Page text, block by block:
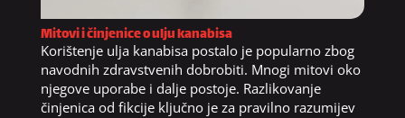
Mitovi i činjenice o ulju kanabisa
Korištenje ulja kanabisa postalo je popularno zbog
navodnih zdravstvenih dobrobiti. Mnogi mitovi oko
njegove uporabe i dalje postoje. Razlikovanje
činjenica od fikcije ključno je za pravilno razumijev